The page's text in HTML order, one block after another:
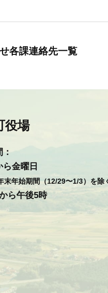
各課連絡先一覧
役場
ら金曜日
末年始期間（12/29〜1/3）を除
ら午後5時